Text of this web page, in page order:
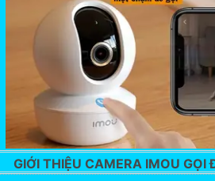
GIỚI THIỆU CAMERA IMOU